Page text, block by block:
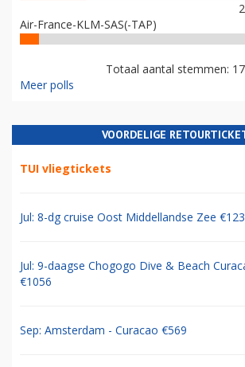
Air-France-KLM-SAS(-TAP)
Totaal aantal stemmen:
Meer polls
VOORDELIGE
TUI vliegtickets
Jul: 8-dg cruise Oost Middellandse Zee
Jul: 9-daagse Chogogo Dive & Beach
€1056
Sep: Amsterdam - Curacao €569